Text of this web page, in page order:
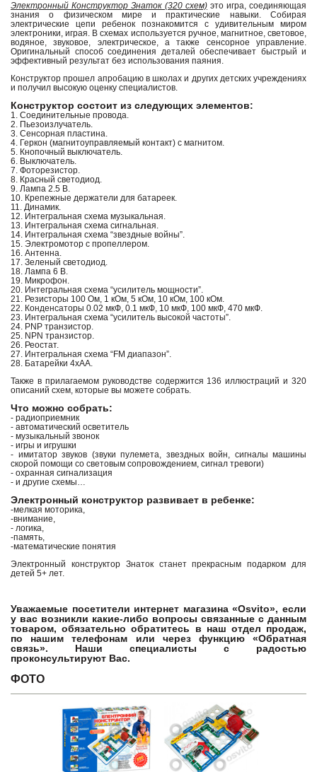
Электронный Конструктор Знаток (320 схем) это игра, соединяющая
знания о физическом мире и практические навыки. Собирая
электрические цепи ребенок познакомится с удивительным миром
электроники, играя. В схемах используется ручное, магнитное, световое,
водяное, звуковое, электрическое, а также сенсорное управление.
Оригинальный способ соединения деталей обеспечивает быстрый и
эффективный результат без использования паяния.
Конструктор прошел апробацию в школах и других детских учреждениях
и получил высокую оценку специалистов.
Конструктор состоит из следующих элементов:
1. Соединительные провода.
2. Пьезоизлучатель.
3. Сенсорная пластина.
4. Геркон (магнитоуправляемый контакт) с магнитом.
5. Кнопочный выключатель.
6. Выключатель.
7. Фоторезистор.
8. Красный светодиод.
9. Лампа 2.5 В.
10. Крепежные держатели для батареек.
11. Динамик.
12. Интегральная схема музыкальная.
13. Интегральная схема сигнальная.
14. Интегральная схема “звездные войны”.
15. Электромотор с пропеллером.
16. Антенна.
17. Зеленый светодиод.
18. Лампа 6 В.
19. Микрофон.
20. Интегральная схема “усилитель мощности”.
21. Резисторы 100 Ом, 1 кОм, 5 кОм, 10 кОм, 100 кОм.
22. Конденсаторы 0.02 мкФ, 0.1 мкФ, 10 мкФ, 100 мкФ, 470 мкФ.
23. Интегральная схема “усилитель высокой частоты”.
24. PNP транзистор.
25. NPN транзистор.
26. Реостат.
27. Интегральная схема “FM диапазон”.
28. Батарейки 4хАА.
Также в прилагаемом руководстве содержится 136 иллюстраций и 320
описаний схем, которые вы можете собрать.
Что можно собрать:
- радиоприемник
- автоматический осветитель
- музыкальный звонок
- игры и игрушки
- имитатор звуков (звуки пулемета, звездных войн, сигналы машины
скорой помощи со световым сопровождением, сигнал тревоги)
- охранная сигнализация
- и другие схемы…
Электронный конструктор развивает в ребенке:
-мелкая моторика,
-внимание,
- логика,
-память,
-математические понятия
Электронный конструктор Знаток станет прекрасным подарком для
детей 5+ лет.
Уважаемые посетители интернет магазина «Osvito», если
у вас возникли какие-либо вопросы связанные с данным
товаром, обязательно обратитесь в наш отдел продаж,
по нашим телефонам или через функцию «Обратная
связь». Наши специалисты с радостью
проконсультируют Вас.
ФОТО